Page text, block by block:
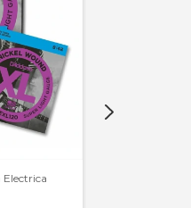
Electrica